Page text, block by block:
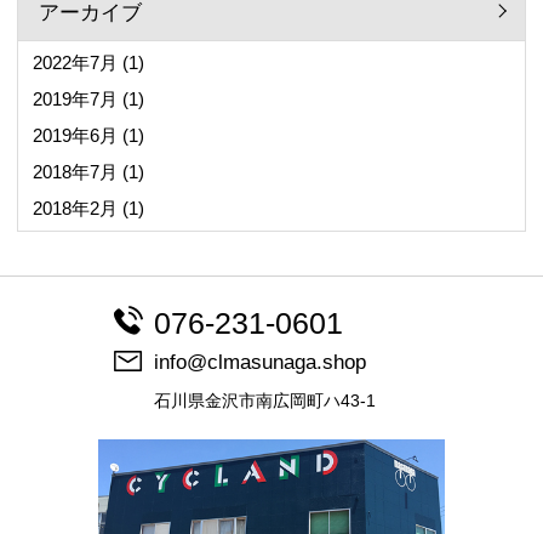
アーカイブ
2022年7月 (1)
2019年7月 (1)
2019年6月 (1)
2018年7月 (1)
2018年2月 (1)
076-231-0601
info@clmasunaga.shop
石川県金沢市南広岡町ハ43-1